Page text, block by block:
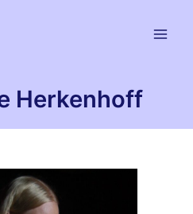
Herkenhoff